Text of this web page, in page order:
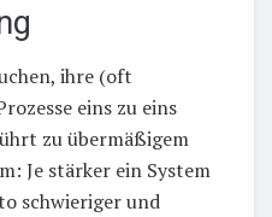
ihre (oft
eins zu eins
zu übermäßigem
Je stärker ein System
schwieriger und